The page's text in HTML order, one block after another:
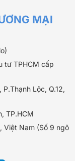
MẠI
tư TPHCM cấp
Lộc, Q.12,
TP.HCM
Việt Nam (Số 9 ngõ